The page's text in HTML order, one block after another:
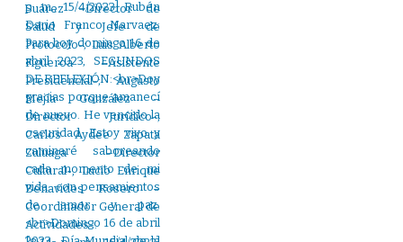
Suárez –Director de
Salud y Jefe de
Protocolo-; Luis Alberto
Figueroa –Asistente
Presidencial-; Augusto
Mejía González –
Director Jurídico-;
Carlos Aydee Zapata
Zuluaga –Director
Cultural-, Lucio Enrique
Benavides Rosero –
Coordinador General de
Actividades-.